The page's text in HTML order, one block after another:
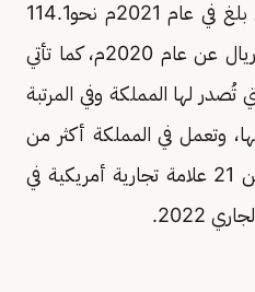
التجارة المشتركة بين البلدين بلغ في عام 2021م نحو114.1
مليار ريال، بزيادة 28 مليار ريال عن عام 2020م، كما تأتي
تُصدر لها المملكة وفي المرتبة
وتعمل في المملكة أكثر من
700 شركة أمريكية، وأكثر من 21 علامة تجارية أمريكية في
2022.